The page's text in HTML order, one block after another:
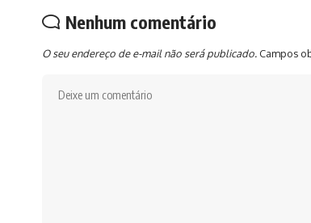
Nenhum comentário
O seu endereço de e-mail não será publicado. Campos